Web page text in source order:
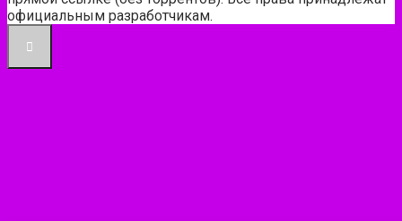
официальным разработчикам.